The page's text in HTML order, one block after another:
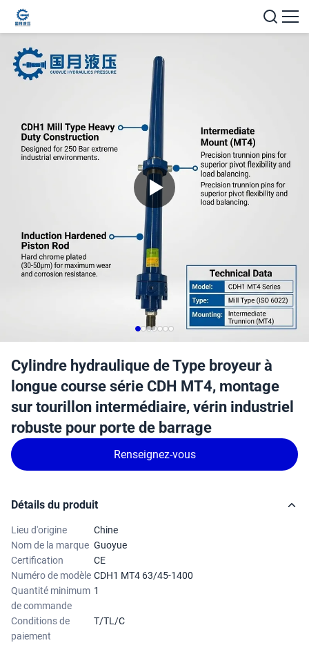
Cylindre hydraulique de Type broyeur à
longue course série CDH MT4, montage
sur tourillon intermédiaire, vérin industriel
robuste pour porte de barrage
Renseignez-vous
Détails du produit
Lieu d'origine
Chine
Nom de la marque Guoyue
Certification
CE
Numéro de modèle CDH1 MT4 63/45-1400
Quantité minimum
de commande
1
Conditions de
paiement
T/TL/C